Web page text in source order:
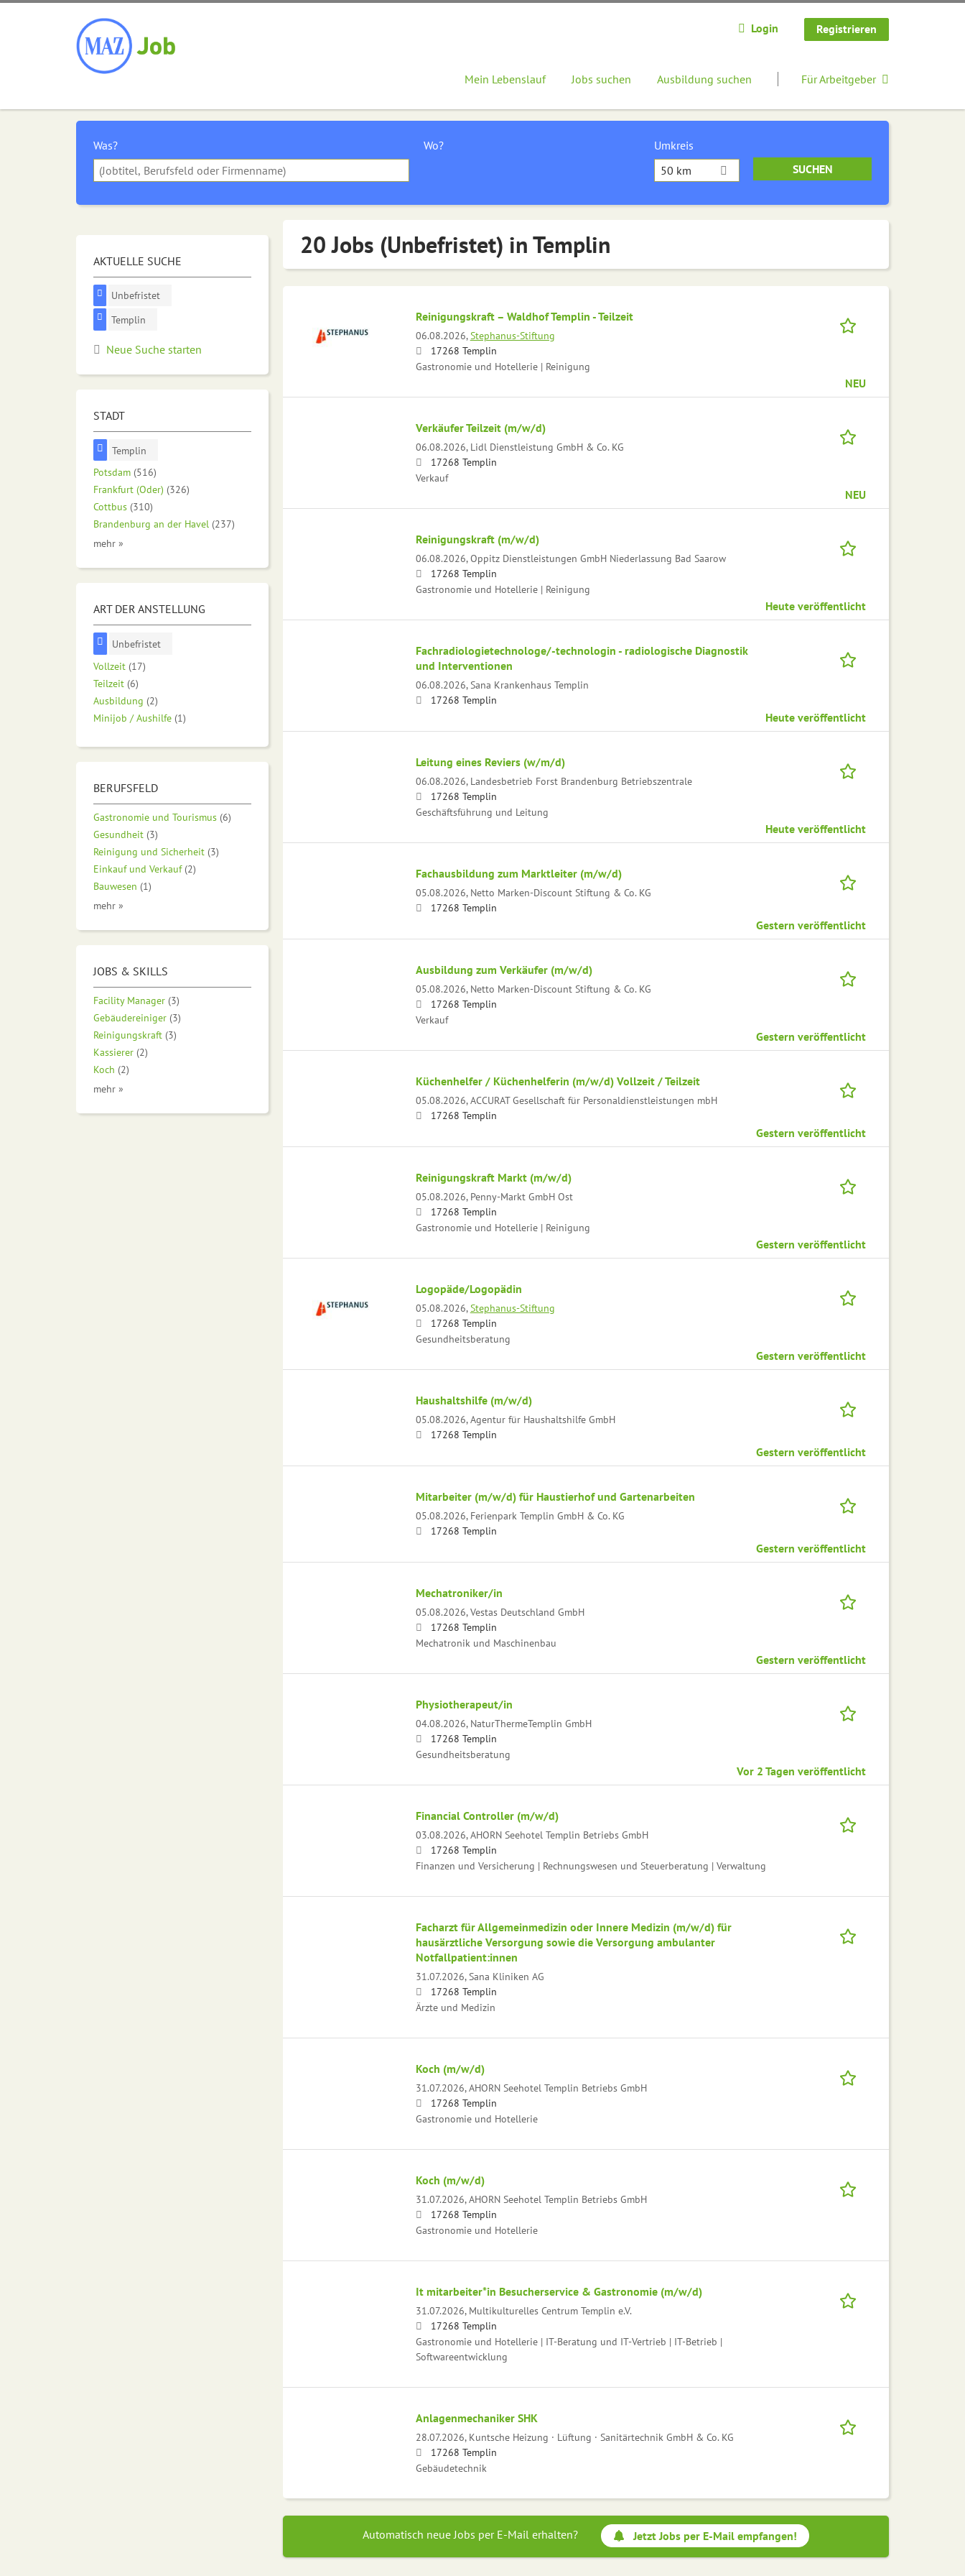
Login Registrieren
Mein Lebenslauf Jobs suchen Ausbildung suchen Für Arbeitgeber
Was? Wo?
Umkreis
50 km
20 Jobs (Unbefristet) in Templin
Reinigungskraft – Waldhof Templin - Teilzeit
06.08.2026, Stephanus-Stiftung
17268 Templin
Gastronomie und Hotellerie | Reinigung
NEU
Verkäufer Teilzeit (m/w/d)
06.08.2026, Lidl Dienstleistung GmbH & Co. KG
17268 Templin
Verkauf
NEU
Reinigungskraft (m/w/d)
06.08.2026,Oppitz Dienstleistungen GmbH Niederlassung Bad Saarow
17268 Templin
Gastronomie und Hotellerie | Reinigung
Heute veröffentlicht
Fachradiologietechnologe/-technologin - radiologische Diagnostik
und Interventionen
06.08.2026, Sana Krankenhaus Templin
17268 Templin
Heute veröffentlicht
Leitung eines Reviers (w/m/d)
06.08.2026, Landesbetrieb Forst Brandenburg Betriebszentrale
17268 Templin
Geschäftsführung und Leitung
Heute veröffentlicht
Fachausbildung zum Marktleiter (m/w/d)
05.08.2026, Netto Marken-Discount Stiftung & Co. KG
17268 Templin
Gestern veröffentlicht
Ausbildung zum Verkäufer (m/w/d)
05.08.2026, Netto Marken-Discount Stiftung & Co. KG
17268 Templin
Verkauf
Gestern veröffentlicht
Küchenhelfer / Küchenhelferin (m/w/d) Vollzeit / Teilzeit
05.08.2026,ACCURAT Gesellschaft für Personaldienstleistungen mbH
17268 Templin
Gestern veröffentlicht
Reinigungskraft Markt (m/w/d)
05.08.2026, Penny-Markt GmbH Ost
17268 Templin
Gastronomie und Hotellerie | Reinigung
Gestern veröffentlicht
Logopäde/Logopädin
05.08.2026, Stephanus-Stiftung
17268 Templin
Gesundheitsberatung
Gestern veröffentlicht
Haushaltshilfe (m/w/d)
05.08.2026,Agentur für Haushaltshilfe GmbH
17268 Templin
Gestern veröffentlicht
Mitarbeiter (m/w/d) für Haustierhof und Gartenarbeiten
05.08.2026, Ferienpark Templin GmbH & Co. KG
17268 Templin
Gestern veröffentlicht
Mechatroniker/in
05.08.2026,Vestas Deutschland GmbH
17268 Templin
Mechatronik und Maschinenbau
Gestern veröffentlicht
Physiotherapeut/in
04.08.2026, NaturThermeTemplin GmbH
17268 Templin
Gesundheitsberatung
Vor 2 Tagen veröffentlicht
Financial Controller (m/w/d)
03.08.2026,AHORN Seehotel Templin Betriebs GmbH
17268 Templin
Finanzen und Versicherung | Rechnungswesen und Steuerberatung | Verwaltung
Facharzt für Allgemeinmedizin oder Innere Medizin (m/w/d) für
hausärztliche Versorgung sowie die Versorgung ambulanter
Notfallpatient:innen
31.07.2026, Sana Kliniken AG
17268 Templin
Ärzte und Medizin
Koch (m/w/d)
31.07.2026,AHORN Seehotel Templin Betriebs GmbH
17268 Templin
Gastronomie und Hotellerie
Koch (m/w/d)
31.07.2026,AHORN Seehotel Templin Betriebs GmbH
17268 Templin
Gastronomie und Hotellerie
It mitarbeiter*in Besucherservice & Gastronomie (m/w/d)
31.07.2026, Multikulturelles Centrum Templin e.V.
17268 Templin
Gastronomie und Hotellerie | IT-Beratung und IT-Vertrieb | IT-Betrieb |
Softwareentwicklung
Anlagenmechaniker SHK
28.07.2026, Kuntsche Heizung · Lüftung · Sanitärtechnik GmbH & Co. KG
17268 Templin
Gebäudetechnik
Automatisch neue Jobs per E-Mail erhalten? Jetzt Jobs per E-Mail empfangen!
AKTUELLE SUCHE
Unbefristet
Templin
Neue Suche starten
STADT
Templin
Potsdam (516)
Frankfurt (Oder) (326)
Cottbus (310)
Brandenburg an der Havel (237)
mehr »
ART DER ANSTELLUNG
Unbefristet
Vollzeit (17)
Teilzeit (6)
Ausbildung (2)
Minijob / Aushilfe (1)
BERUFSFELD
Gastronomie und Tourismus (6)
Gesundheit (3)
Reinigung und Sicherheit (3)
Einkauf und Verkauf (2)
Bauwesen (1)
mehr »
JOBS & SKILLS
Facility Manager (3)
Gebäudereiniger (3)
Reinigungskraft (3)
Kassierer (2)
Koch (2)
mehr »